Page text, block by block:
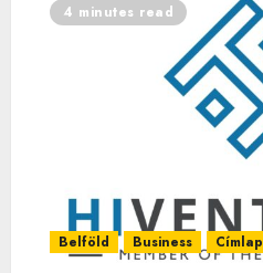
4 minutes read
Belföld Business Címlap